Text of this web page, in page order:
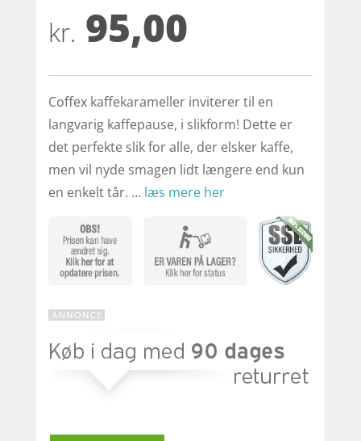
baseret
på
kundebedø
kr. 95,00
Coffex kaffekarameller inviterer til en
langvarig kaffepause, i slikform! Dette er
det perfekte slik for alle, der elsker kaffe,
men vil nyde smagen lidt længere end kun
en enkelt tår. … læs mere her